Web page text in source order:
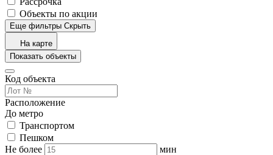
Объекты по акции
Еще фильтры Скрыть
На карте
Показать объекты
Код объекта
Расположение
До метро
Транспортом
Пешком
Не более
мин